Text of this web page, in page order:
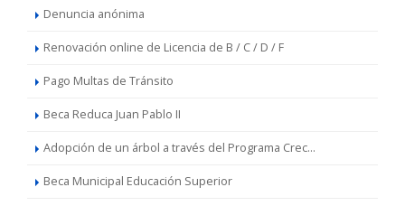
Denuncia anónima
Renovación online de Licencia de B / C / D / F
Pago Multas de Tránsito
Beca Reduca Juan Pablo II
Adopción de un árbol a través del Programa Crec...
Beca Municipal Educación Superior